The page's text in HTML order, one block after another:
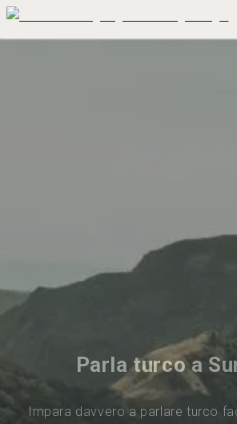
Parla turco a
Impara davvero a parlare turco